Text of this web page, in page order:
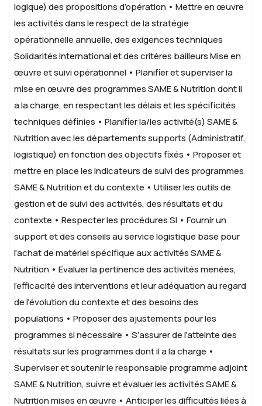
logique) des propositions d’opération • Mettre en œuvre
les activités dans le respect de la stratégie
opérationnelle annuelle, des exigences techniques
Solidarités International et des critères bailleursMise en
œuvre et suivi opérationnel • Planifier et superviser la
mise en œuvre des programmes SAME & Nutrition dont il
a la charge, en respectant les délais et les spécificités
techniques définies • Planifier la/les activité(s) SAME &
Nutrition avec les départements supports (Administratif,
logistique) en fonction des objectifs fixés • Proposer et
mettre en place les indicateurs de suivi des programmes
SAME & Nutrition et du contexte • Utiliser les outils de
gestion et de suivi des activités, des résultats et du
contexte • Respecter les procédures SI • Fournir un
support et des conseils au service logistique base pour
l'achat de matériel spécifique aux activités SAME &
Nutrition • Evaluer la pertinence des activités menées,
l’efficacité des interventions et leur adéquation au regard
de l’évolution du contexte et des besoins des
populations • Proposer des ajustements pour les
programmes si nécessaire • S’assurer de l’atteinte des
résultats sur les programmes dont il a la charge •
Superviser et soutenir le responsable programme adjoint
SAME & Nutrition, suivre et évaluer les activités SAME &
Nutrition mises en œuvre • Anticiper les difficultés liées à